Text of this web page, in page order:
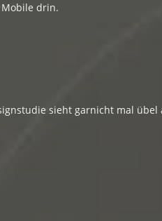
drin.
sieht garnicht mal